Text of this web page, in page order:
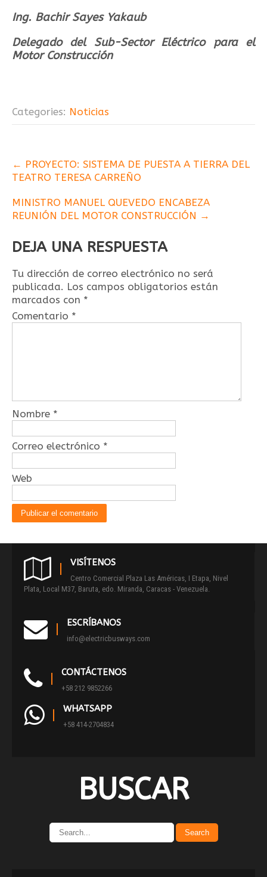
Ing. Bachir Sayes Yakaub
Delegado del Sub-Sector Eléctrico para el
Motor Construcción
Categories: Noticias
POST
NAVIGATION
← PROYECTO: SISTEMA DE PUESTA A TIERRA DEL
TEATRO TERESA CARREÑO
MINISTRO MANUEL QUEVEDO ENCABEZA
REUNIÓN DEL MOTOR CONSTRUCCIÓN →
DEJA UNA RESPUESTA
Tu dirección de correo electrónico no será
publicada. Los campos obligatorios están
marcados con *
Comentario *
Nombre *
Correo electrónico *
Web
VISÍTENOS
Centro Comercial Plaza Las Américas, I Etapa, Nivel
Plata, Local M37, Baruta, edo. Miranda, Caracas - Venezuela.
ESCRÍBANOS
info@electricbusways.com
CONTÁCTENOS
+58 212 9852266
WHATSAPP
+58 414-2704834
BUSCAR